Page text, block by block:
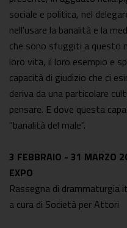
sociale e politica, nel
nell'usare la banalità e la
che sono sfuggiti a questo
loro vita, il loro esempio e
capacità di giudizio che ci
deriva da una particolare
pensare. E dove questa
"banalità del male".
3 FEBBRAIO - 31 MARZO
EXPO
Rassegna di drammaturgia
a cura di Società per Attori